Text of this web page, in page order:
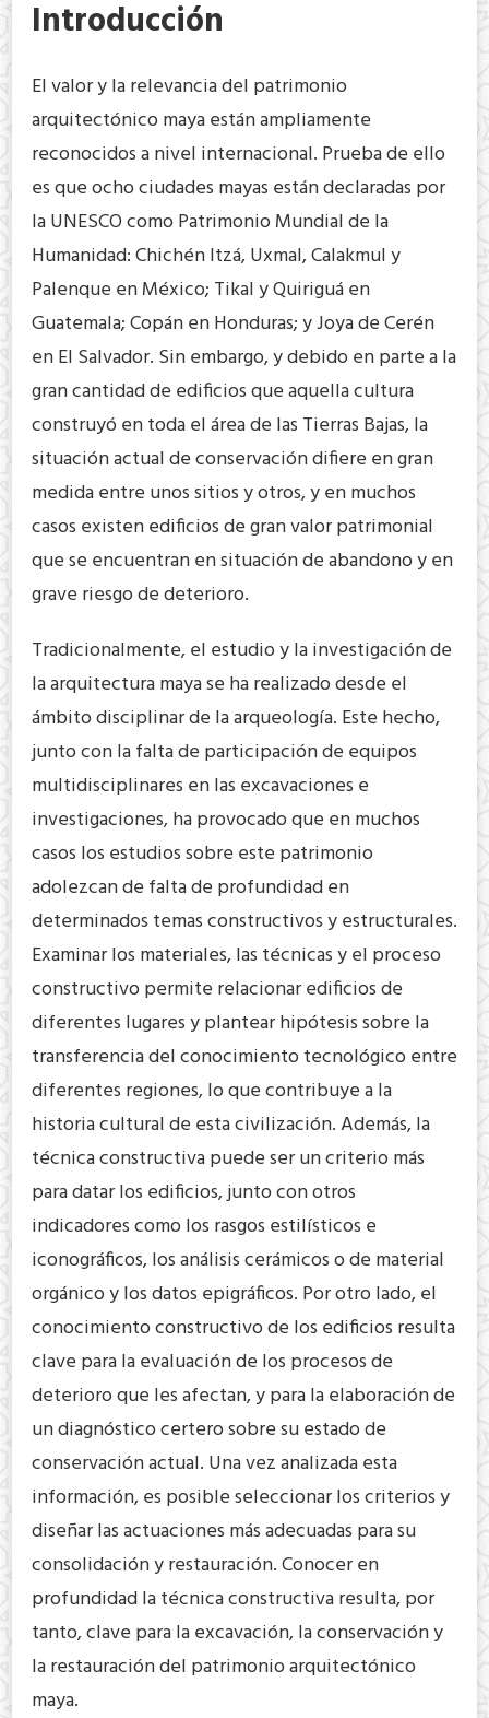
Introducción
El valor y la relevancia del patrimonio
arquitectónico maya están ampliamente
reconocidos a nivel internacional. Prueba de ello
es que ocho ciudades mayas están declaradas por
la UNESCO como Patrimonio Mundial de la
Humanidad: Chichén Itzá, Uxmal, Calakmul y
Palenque en México; Tikal y Quiriguá en
Guatemala; Copán en Honduras; y Joya de Cerén
en El Salvador. Sin embargo, y debido en parte a la
gran cantidad de edificios que aquella cultura
construyó en toda el área de las Tierras Bajas, la
situación actual de conservación difiere en gran
medida entre unos sitios y otros, y en muchos
casos existen edificios de gran valor patrimonial
que se encuentran en situación de abandono y en
grave riesgo de deterioro.
Tradicionalmente, el estudio y la investigación de
la arquitectura maya se ha realizado desde el
ámbito disciplinar de la arqueología. Este hecho,
junto con la falta de participación de equipos
multidisciplinares en las excavaciones e
investigaciones, ha provocado que en muchos
casos los estudios sobre este patrimonio
adolezcan de falta de profundidad en
determinados temas constructivos y estructurales.
Examinar los materiales, las técnicas y el proceso
constructivo permite relacionar edificios de
diferentes lugares y plantear hipótesis sobre la
transferencia del conocimiento tecnológico entre
diferentes regiones, lo que contribuye a la
historia cultural de esta civilización. Además, la
técnica constructiva puede ser un criterio más
para datar los edificios, junto con otros
indicadores como los rasgos estilísticos e
iconográficos, los análisis cerámicos o de material
orgánico y los datos epigráficos. Por otro lado, el
conocimiento constructivo de los edificios resulta
clave para la evaluación de los procesos de
deterioro que les afectan, y para la elaboración de
un diagnóstico certero sobre su estado de
conservación actual. Una vez analizada esta
información, es posible seleccionar los criterios y
diseñar las actuaciones más adecuadas para su
consolidación y restauración. Conocer en
profundidad la técnica constructiva resulta, por
tanto, clave para la excavación, la conservación y
la restauración del patrimonio arquitectónico
maya.